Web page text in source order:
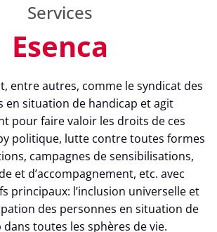
Services
Esenca
entre autres, comme le syndicat des
en situation de handicap et agit
pour faire valoir les droits de ces
politique, lutte contre toutes formes
campagnes de sensibilisations,
et d’accompagnement, etc. avec
principaux: l’inclusion universelle et
des personnes en situation de
dans toutes les sphères de vie.